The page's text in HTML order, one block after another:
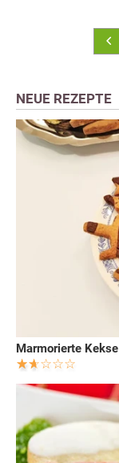
NEUE REZEPTE
Marmorierte Kekse